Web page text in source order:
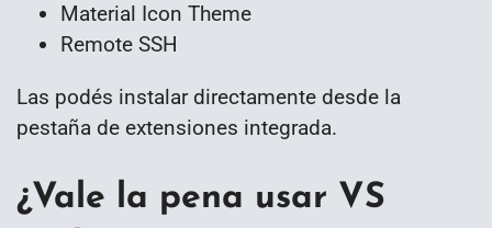
Material Icon Theme
Remote SSH
Las podés instalar directamente desde la
pestaña de extensiones integrada.
¿Vale la pena usar VS